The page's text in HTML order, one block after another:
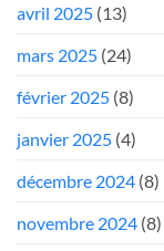
avril 2025 (13)
mars 2025 (24)
février 2025 (8)
janvier 2025 (4)
décembre 2024 (8)
novembre 2024 (8)